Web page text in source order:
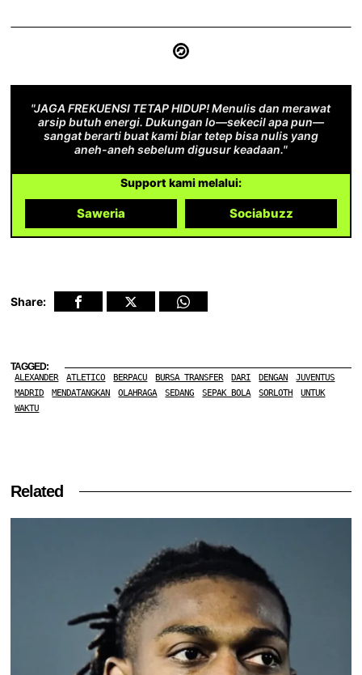
"JAGA FREKUENSI TETAP HIDUP! Menulis dan merawat
arsip butuh energi. Dukungan lo—sekecil apa pun—
sangat berarti buat kami biar tetep bisa nulis yang
aneh-aneh sebelum digusur keadaan."
Support kami melalui:
Saweria Sociabuzz
Share:
TAGGED:
ALEXANDER ATLETICO BERPACU BURSA TRANSFER DARI DENGAN
JUVENTUS
MADRID
MENDATANGKAN OLAHRAGA SEDANG SEPAK BOLA SORLOTH
UNTUK
WAKTU
Related